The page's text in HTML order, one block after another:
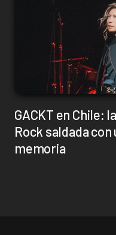
GACKT en Chile:
Rock saldada
memoria